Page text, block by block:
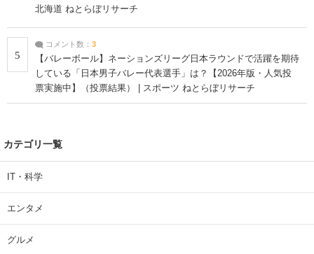
北海道 ねとらぼリサーチ
5
コメント数： 3
【バレーボール】ネーションズリーグ日本ラウンドで活躍を期待
している「日本男子バレー代表選手」は？【2026年版・人気投
票実施中】（投票結果） | スポーツ ねとらぼリサーチ
カテゴリ一覧
IT・科学
エンタメ
グルメ